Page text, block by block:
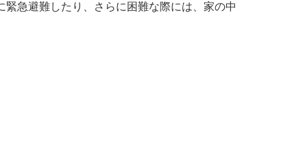
急避難したり、さらに困難な際には、家の中